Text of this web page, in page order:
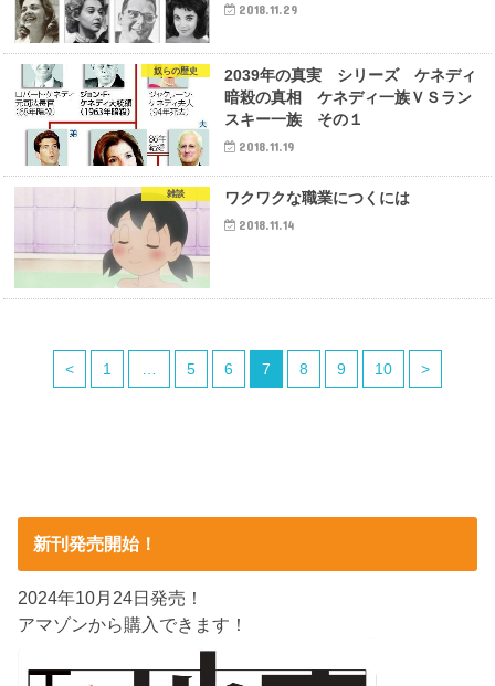
2018.11.29
奴らの歴史
2039年の真実 シリーズ ケネディ
暗殺の真相 ケネディ一族ＶＳラン
スキー一族 その１
2018.11.19
雑談 ワクワクな職業につくには
2018.11.14
< 1 5 6 7 8 9 10 >
新刊発売開始！
2024年10月24日発売！
アマゾンから購入できます！